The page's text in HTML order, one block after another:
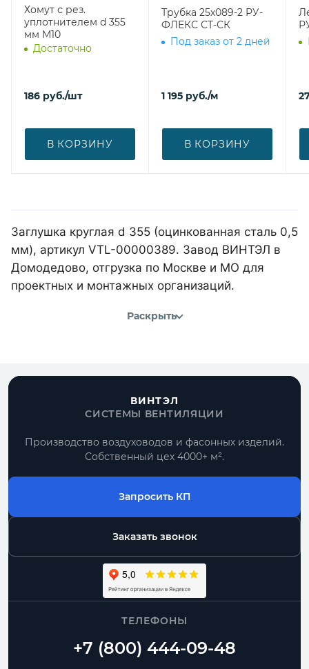
Хомут с рез.
уплотнителем d 355
мм М10
Достаточно
186 руб./шт
В КОРЗИНУ
Трубка 25х089-2 РУ-
ФЛЕКС СТ-СК
Под заказ от 2 дней
1 195 руб./м
В КОРЗИНУ
Заглушка круглая d 355 (оцинкованная сталь 0,5
мм), артикул VTL-00000389. Завод ВИНТЭЛ в
Домодедово, отгрузка по Москве и МО для
проектных и монтажных организаций.
Раскрыть
ВИНТЭЛ
СИСТЕМЫ ВЕНТИЛЯЦИИ
Производство воздуховодов и фасонных изделий.
Собственный цех 4000+ м².
Запросить КП
Заказать звонок
ТЕЛЕФОНЫ